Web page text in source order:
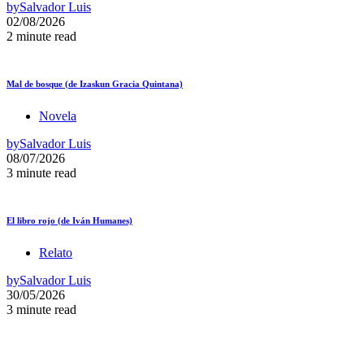
bySalvador Luis
02/08/2026
2 minute read
Mal de bosque (de Izaskun Gracia Quintana)
Novela
bySalvador Luis
08/07/2026
3 minute read
El libro rojo (de Iván Humanes)
Relato
bySalvador Luis
30/05/2026
3 minute read